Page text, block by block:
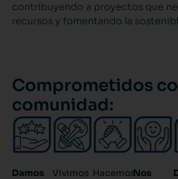
contribuyendo a proyectos que
recursos y fomentando la
Comprometidos
comunidad:
Damos
Vivimos HacemosNos